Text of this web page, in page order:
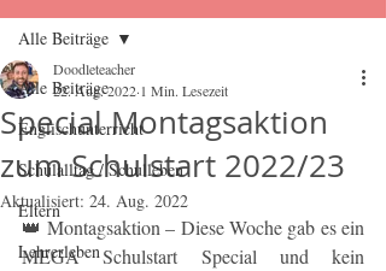
Alle Beiträge
Englischunterricht
Schulalltag / Schulleben
Eltern
Lehrerleben
Alle Beiträge
Special Montagsaktion
zum Schulstart 2022/23
Doodleteacher
22. Aug. 2022 1 Min. Lesezeit
Aktualisiert: 24. Aug. 2022
👑 Montagsaktion – Diese Woche gab es ein
MEGA Schulstart Special und kein